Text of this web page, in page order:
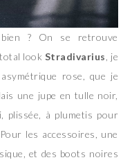
? On se retrouve
look Stradivarius , je
rose, que je
une jupe en tulle noir,
plissée, à plumetis pour
les accessoires, une
et des boots noires